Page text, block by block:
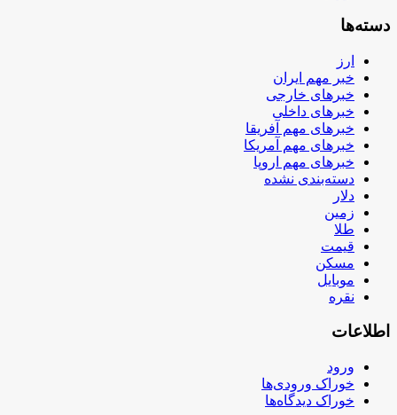
دسته‌ها
ارز
خبر مهم ایران
خبرهای خارجی
خبرهای داخلی
خبرهای مهم آفریقا
خبرهای مهم آمریکا
خبرهای مهم اروپا
دسته‌بندی نشده
دلار
زمین
طلا
قیمت
مسکن
موبایل
نقره
اطلاعات
ورود
خوراک ورودی‌ها
خوراک دیدگاه‌ها